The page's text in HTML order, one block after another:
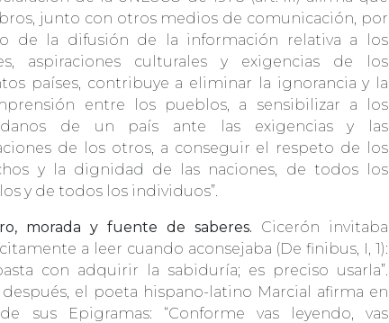
junto con otros medios de comunicación, por
de la difusión de la información relativa a los
aspiraciones culturales y exigencias de los
países, contribuye a eliminar la ignorancia y la
entre los pueblos, a sensibilizar a los
de un país ante las exigencias y las
de los otros, a conseguir el respeto de los
y la dignidad de las naciones, de todos los
y de todos los individuos”.
morada y fuente de saberes. Cicerón invitaba
a leer cuando aconsejaba (De finibus, I, 1):
con adquirir la sabiduría; es preciso usarla”.
después, el poeta hispano-latino Marcial afirma en
sus Epigramas: “Conforme vas leyendo, vas